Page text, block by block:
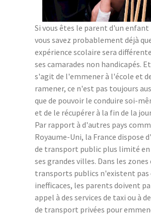
Si vous êtes le parent d'un enfant
vous savez probablement déjà
expérience scolaire sera
ses camarades non handicapés.
s'agit de l'emmener à l'école et
ramener, ce n'est pas toujours
que de pouvoir le conduire soi-
et de le récupérer à la fin de la
Par rapport à d'autres pays
Royaume-Uni, la France dispose
de transport public plus limité en
ses grandes villes. Dans les zones
transports publics n'existent pas
inefficaces, les parents doivent
appel à des services de taxi ou à
de transport privées pour